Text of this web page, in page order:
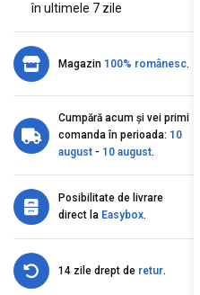
în ultimele 7 zile
Magazin 100% românesc.
Cumpără acum și vei primi
comanda în perioada: 10
august - 10 august.
Posibilitate de livrare
direct la Easybox.
14 zile drept de retur.